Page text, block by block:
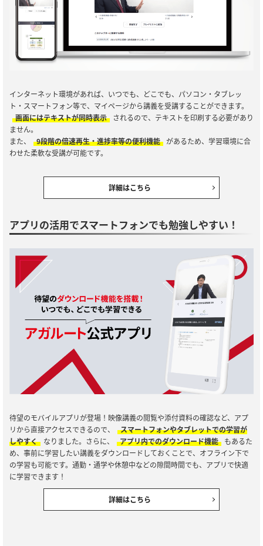
インターネット環境があれば、いつでも、どこでも、パソコン・タブレッ
ト・スマートフォン等で、マイページから講義を受講することができます。
画面にはテキストが同時表示
されるので、テキストを印刷する必要があり
ません。
また、
9段階の倍速再生・進捗率等の便利機能 があるため、学習環境に合
わせた柔軟な受講が可能です。
詳細はこちら
アプリの活用でスマートフォンでも勉強しやすい！
待望のモバイルアプリが登場！映像講義の閲覧や添付資料の確認など、アプ
リから直接アクセスできるので、
スマートフォンやタブレットでの学習が
しやすく
なりました。さらに、 アプリ内でのダウンロード機能
もあるた
め、事前に学習したい講義をダウンロードしておくことで、オフライン下で
の学習も可能です。通勤・通学や休憩中などの隙間時間でも、アプリで快適
に学習できます！
詳細はこちら